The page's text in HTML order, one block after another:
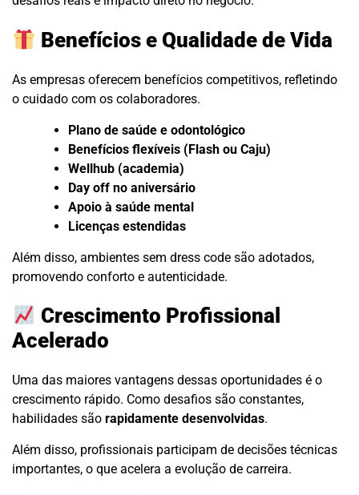
Benefícios e Qualidade de Vida
As empresas oferecem benefícios competitivos, refletindo
o cuidado com os colaboradores.
Plano de saúde e odontológico
Benefícios flexíveis (Flash ou Caju)
Wellhub (academia)
Day off no aniversário
Apoio à saúde mental
Licenças estendidas
Além disso, ambientes sem dress code são adotados,
promovendo conforto e autenticidade.
Crescimento Profissional
Acelerado
Uma das maiores vantagens dessas oportunidades é o
crescimento rápido. Como desafios são constantes,
habilidades são rapidamente desenvolvidas.
Além disso, profissionais participam de decisões técnicas
importantes, o que acelera a evolução de carreira.